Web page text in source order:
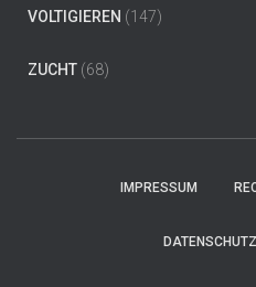
VOLTIGIEREN (147)
ZUCHT (68)
IMPRESSUM